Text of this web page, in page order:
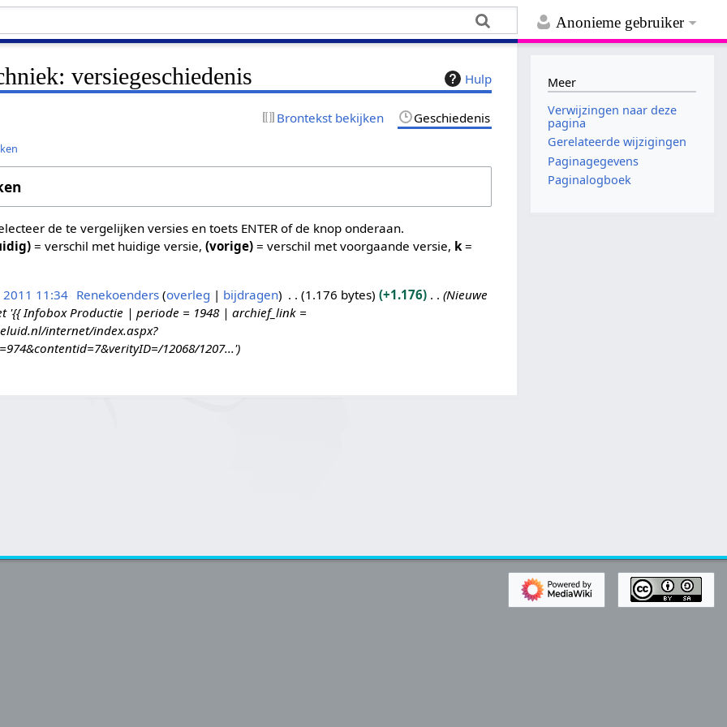
Anonieme gebruiker
Hulp
versiegeschiedenis
Brontekst bekijken Geschiedenis
de te vergelijken versies en toets ENTER of de knop onderaan.
= verschil met huidige versie,(vorige) = verschil met voorgaande versie, k =
11:34 Renekoenders overleg bijdragen 1.176 bytes +1.176
Nieuwe
'{{ Infobox Productie | periode = 1948 | archief_link =
internet/index.aspx?
12068/1207...'
Meer
Verwijzingen naar deze
pagina
Gerelateerde wijzigingen
Paginagegevens
Paginalogboek